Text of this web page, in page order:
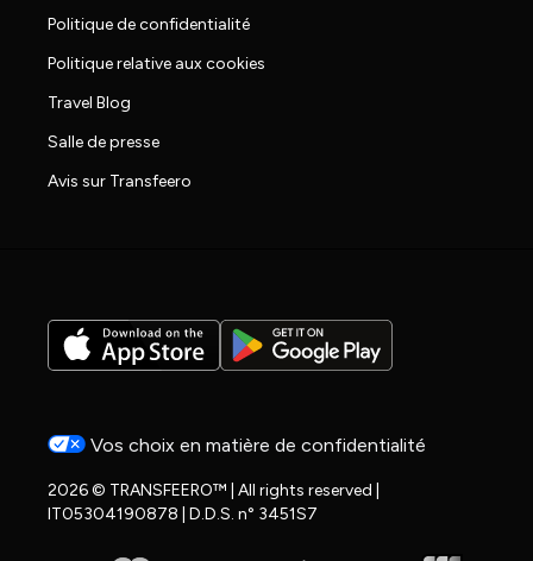
Politique de confidentialité
Politique relative aux cookies
Travel Blog
Salle de presse
Avis sur Transfeero
Vos choix en matière de confidentialité
2026 © TRANSFEERO™ | All rights reserved |
IT05304190878 | D.D.S. n° 3451S7